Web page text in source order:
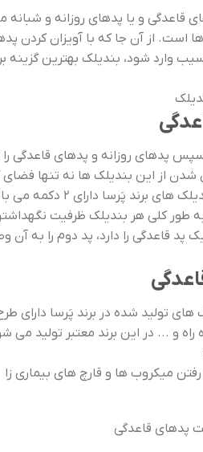
قاعدگی و یا پدهای روزانه و
از آن جا که با آویزان کردن
وارد شود، بندیلک بهترین گزینه
پدهای روزانه و پدهای قاعدگی را
شدن از این بندیلک ها نه تنها
فضا اشغال می کند، بلکه به
طور کلی هر بندیلک ظرفیت
پد قاعدگی را دارد، پد دوم را به
تولید شده در برند پَرسا دارای
و ... در این برند معتبر تولید می
میکروب ها و قارچ های بیماری زا
پدهای قاعدگی